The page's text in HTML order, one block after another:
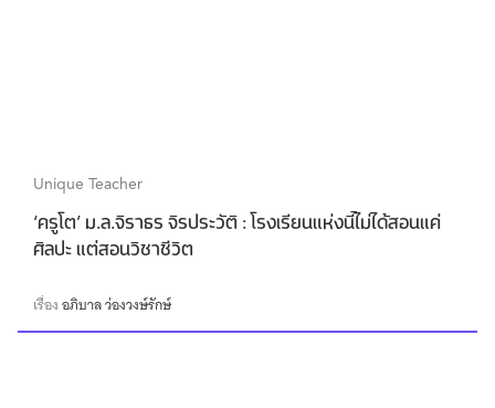
Unique Teacher
‘ครูโต’ ม.ล.จิราธร จิรประวัติ : โรงเรียนแห่งนี้ไม่ได้สอนแค่
ศิลปะ แต่สอนวิชาชีวิต
เรื่องอภิบาล ว่องวงษ์รักษ์